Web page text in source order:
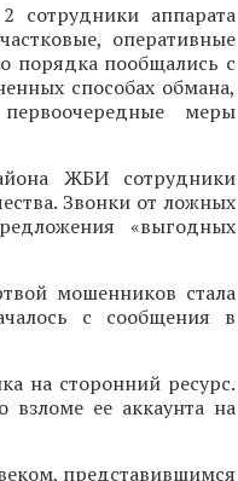
сотрудники аппарата
оперативные
порядка пообщались с
способах обмана,
меры
ЖБИ сотрудники
Звонки от ложных
«выгодных
мошенников стала
с сообщения в
на сторонний ресурс.
ее аккаунта на
представившимся